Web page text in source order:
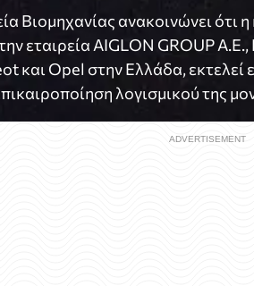
Βιομηχανίας ανακοινώνει ότι
εταιρεία AIGLON GROUP
και Opel στην Ελλάδα, εκτελεί
λογισμικού της